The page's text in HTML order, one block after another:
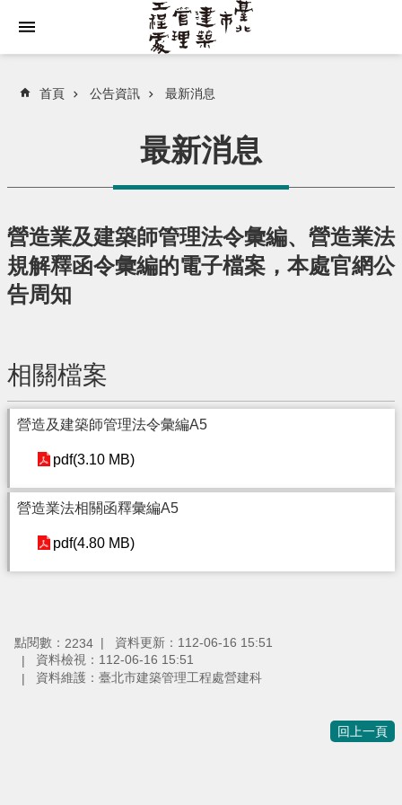
首頁 公告資訊 最新消息
最新消息
營造業及建築師管理法令彙編、營造業法
規解釋函令彙編的電子檔案，本處官網公
告周知
相關檔案
營造及建築師管理法令彙編A5
pdf(3.10 MB)
營造業法相關函釋彙編A5
pdf(4.80 MB)
點閱數： 2234
資料更新：112-06-16 15:51
資料檢視：112-06-16 15:51
資料維護：臺北市建築管理工程處營建科
回上一頁